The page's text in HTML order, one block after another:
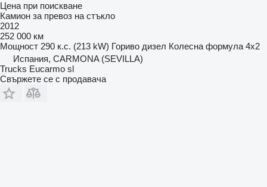
Цена при поискване
Камион за превоз на стъкло
2012
252 000 км
Мощност 290 к.с. (213 kW) Гориво дизел Колесна формула 4x2
Испания, CARMONA (SEVILLA)
Trucks Eucarmo sl
Свържете се с продавача